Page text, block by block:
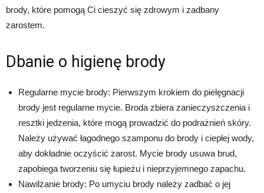
brody, które pomogą Ci cieszyć się zdrowym i zadbany
zarostem.
Dbanie o higienę brody
Regularne mycie brody: Pierwszym krokiem do pielęgnacji
brody jest regularne mycie. Broda zbiera zanieczyszczenia i
resztki jedzenia, które mogą prowadzić do podrażnień skóry.
Należy używać łagodnego szamponu do brody i ciepłej wody,
aby dokładnie oczyścić zarost. Mycie brody usuwa brud,
zapobiega tworzeniu się łupieżu i nieprzyjemnego zapachu.
Nawilżanie brody: Po umyciu brody należy zadbać o jej